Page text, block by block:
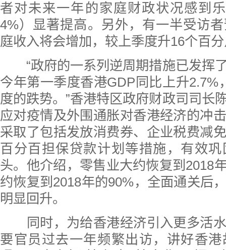
者对未来一年的家庭财政状况感到
4%）显著提高。另外，有一半受访
庭收入将会增加，较上季度升16个百
“政府的一系列逆周期措施已发挥
今年第一季度香港GDP同比上升2.7%
度的跌势。”香港特区政府财政司司长
应对疫情及外围通胀对香港经济的冲
采取了包括发放消费券、企业税费减
百分百担保贷款计划等措施，有效
头。他介绍，零售业大约恢复到2018
约恢复到2018年的90%，全面通关后
明显回升。
同时，为给香港经济引入更多活水
要官员过去一年频繁出访，讲好香